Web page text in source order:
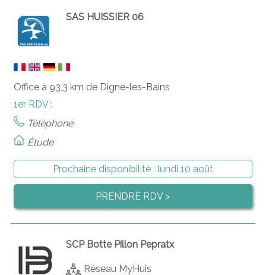
SAS HUISSIER 06
Office à 93,3 km de Digne-les-Bains
1er RDV :
Téléphone
Étude
Prochaine disponibilité : lundi 10 août
PRENDRE RDV >
SCP Botte Pillon Pepratx
Réseau MyHuis